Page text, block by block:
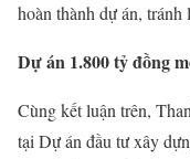
hoàn thành dự án,
Dự án 1.800 tỷ đồng
Cùng kết luận trên,
tại Dự án đầu tư xây